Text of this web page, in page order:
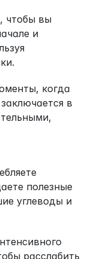
чтобы вы
и
когда
в
полезные
углеводы и
расслабить